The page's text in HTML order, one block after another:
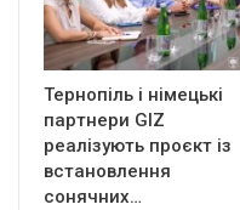
Тернопіль і німецькі
партнери GIZ
реалізують проєкт із
встановлення
сонячних…